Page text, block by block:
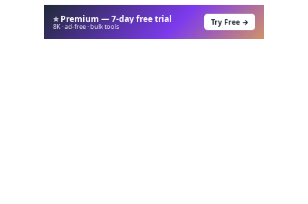
⭐ Premium — 7-day free trial
8K · ad-free · bulk tools Try Free →